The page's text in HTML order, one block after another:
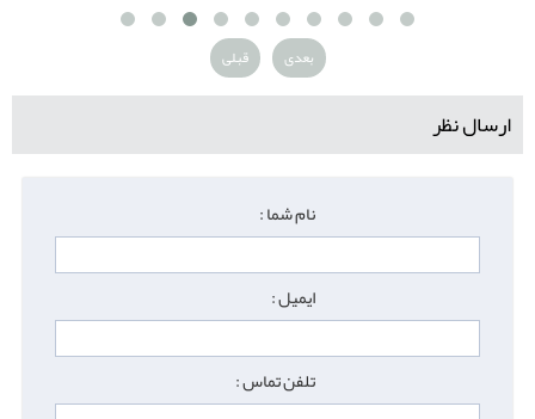
قبلی بعدی
ارسال نظر
نام شما :
ایمیل :
تلفن تماس :